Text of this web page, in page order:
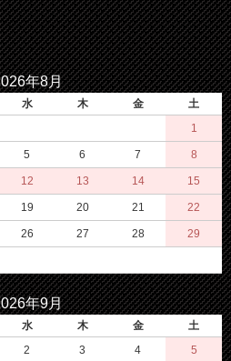
年8月
水 木 金
土
1
5 6 7 8
12 13 14 15
19 20 21 22
26 27 28 29
年9月
水 木 金
土
2 3 4 5